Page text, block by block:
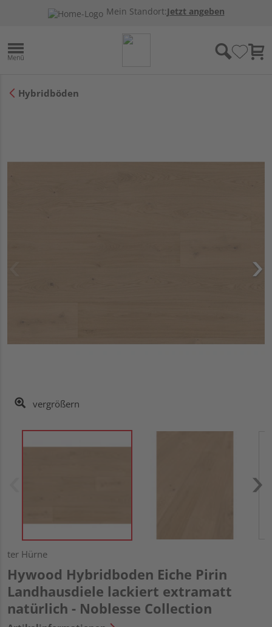
Mein Standort:Jetzt angeben
Hybridböden
vergrößern
ter Hürne
Hywood Hybridboden Eiche Pirin
Landhausdiele lackiert extramatt
natürlich - Noblesse Collection